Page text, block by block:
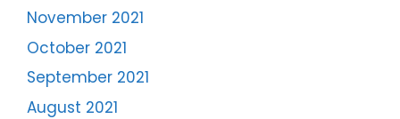
November 2021
October 2021
September 2021
August 2021